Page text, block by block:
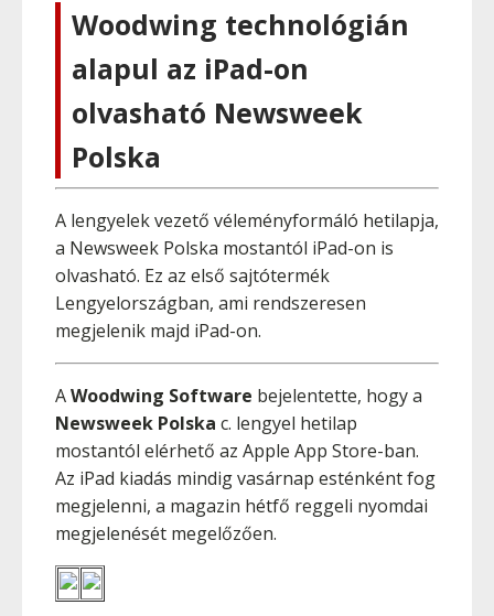
Woodwing technológián
alapul az iPad-on
olvasható Newsweek
Polska
A lengyelek vezető véleményformáló hetilapja,
a Newsweek Polska mostantól iPad-on is
olvasható. Ez az első sajtótermék
Lengyelországban, ami rendszeresen
megjelenik majd iPad-on.
AWoodwing Software bejelentette, hogy a
Newsweek Polska c. lengyel hetilap
mostantól elérhető az Apple App Store-ban.
Az iPad kiadás mindig vasárnap esténként fog
megjelenni, a magazin hétfő reggeli nyomdai
megjelenését megelőzően.